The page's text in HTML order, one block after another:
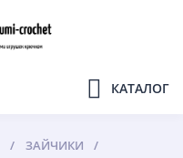
КАТАЛОГ
ЗАЙЧИКИ